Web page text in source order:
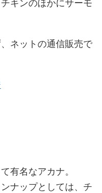
キンのほかにサーモ
ネットの通信販売で
有名なアカナ。
ナップとしては、チ